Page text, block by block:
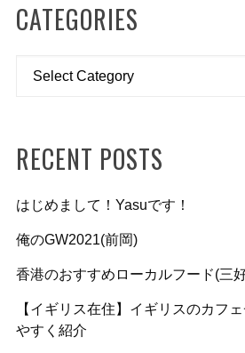
CATEGORIES
Categories
RECENT POSTS
はじめまして！Yasuです！
俺のGW2021(前岡)
香港のおすすめローカルフード(三
【イギリス在住】イギリスのカフ
やすく紹介